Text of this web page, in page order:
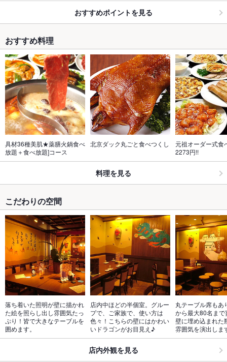
おすすめポイントを見る
おすすめ料理
具材36種美肌★薬膳火鍋食べ
放題＋食べ放題]コース
北京ダック丸ごと食べつくし
元祖オーダー式食
2273円!!
料理を見る
こだわりの空間
落ち着いた照明が壁に描かれ
た絵を照らし出し雰囲気たっ
ぷり！皆で大きなテーブルを
囲めます。
店内中ほどの半個室。グルー
プで、ご家族で、使い方は
色々！こちらの壁にはかわい
いドラゴンがお目見え♪
丸テーブル席もあ
から最大80名ま
壁に埋め込まれた
雰囲気を演出しま
店内外観を見る